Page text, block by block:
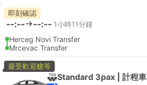
即刻確認
--:-- --:-- 1小時11分鐘
Herceg Novi Transfer
Mrcevac Transfer
最受歡迎艙等
Standard 3pax | 計程車